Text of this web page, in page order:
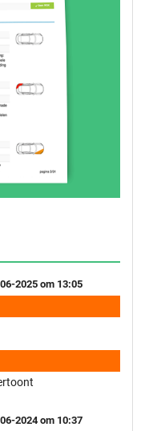
2025 om 13:05
2024 om 10:37